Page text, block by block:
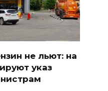
не льют: на
указ